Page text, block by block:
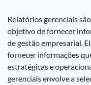
Relatórios gerenciais
objetivo de fornecer
de gestão empresarial.
fornecer informações
estratégicas e
gerenciais envolve a